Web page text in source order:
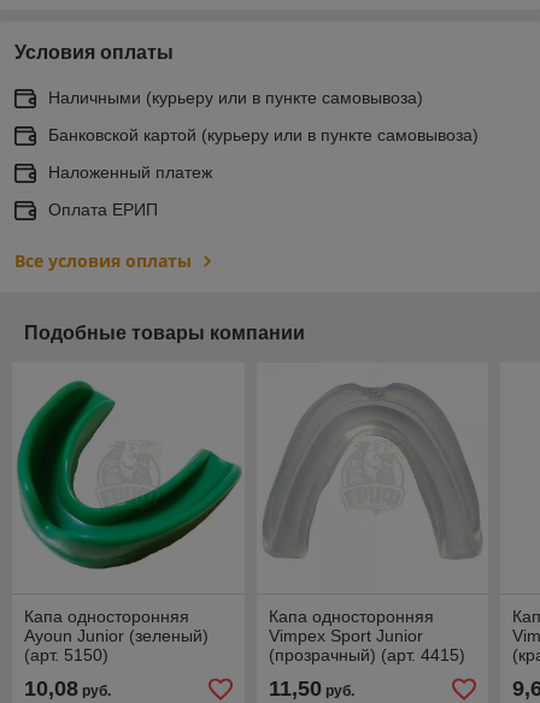
Условия оплаты
Наличными (курьеру или в пункте самовывоза)
Банковской картой (курьеру или в пункте самовывоза)
Наложенный платеж
Оплата ЕРИП
Все условия оплаты
Подобные товары компании
Капа односторонняя
Ayoun Junior (зеленый)
(арт. 5150)
10,08 руб.
Капа односторонняя
Vimpex Sport Junior
(прозрачный) (арт. 4415)
11,50руб.